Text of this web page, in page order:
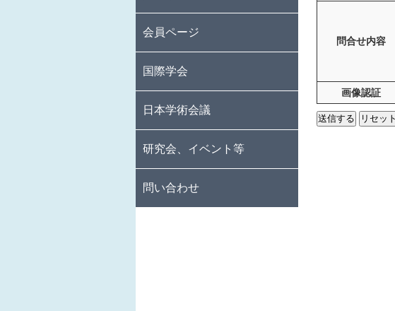
問合せ内容
画像認証
入会手続
年会費
退会手続
会員ページ
著作・報告書紹介
宗教学関係教員募集
賞・助成公募
掲載案内
国際学会
国際学会の紹介
IAHR関連情報
その他の国際学会情報、
日本学術会議
研究会、イベント等
問い合わせ